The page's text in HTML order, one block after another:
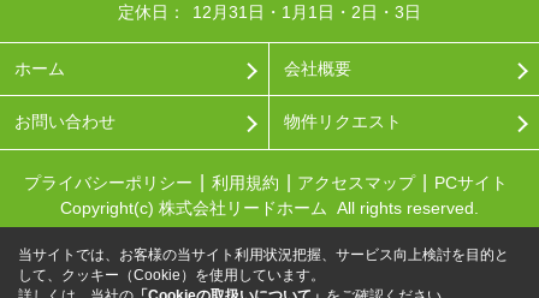
定休日：
12月31日・1月1日・2日・3日
ホーム 会社概要
お問い合わせ 物件リクエスト
プライバシーポリシー 利用規約 アクセスマップ
PCサイト
Copyright(c) 株式会社リードホーム All rights reserved.
当サイトでは、お客様の当サイト利用状況把握、サービス向上検討を目的と
して、クッキー（Cookie）を使用しています。